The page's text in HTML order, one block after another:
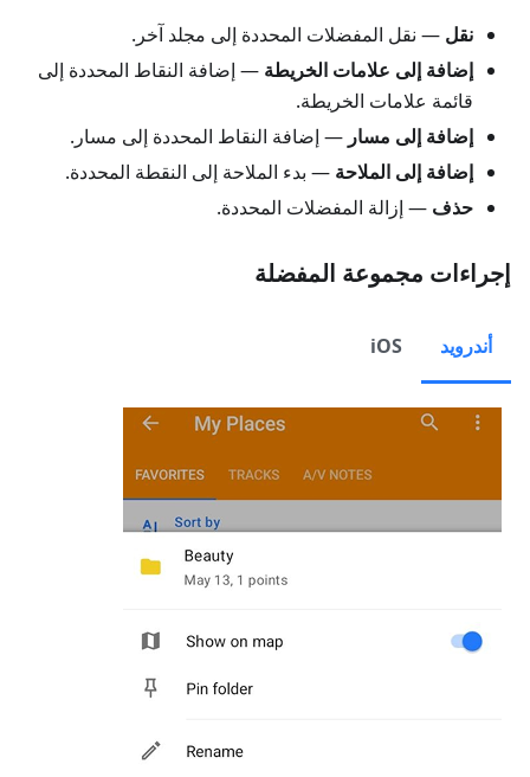
نقل — نقل المفضلات المحددة إلى مجلد آخر.
إضافة إلى علامات الخريطة — إضافة النقاط المحددة إلى
قائمة علامات الخريطة.
إضافة إلى مسار — إضافة النقاط المحددة إلى مسار.
إضافة إلى الملاحة — بدء الملاحة إلى النقطة المحددة.
حذف — إزالة المفضلات المحددة.
إجراءات مجموعة المفضلة
أندرويد iOS